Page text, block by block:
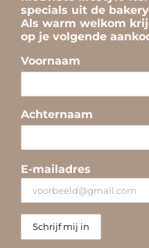
specials uit de
Als warm welkom
op je volgende
Voornaam
Achternaam
E-mailadres